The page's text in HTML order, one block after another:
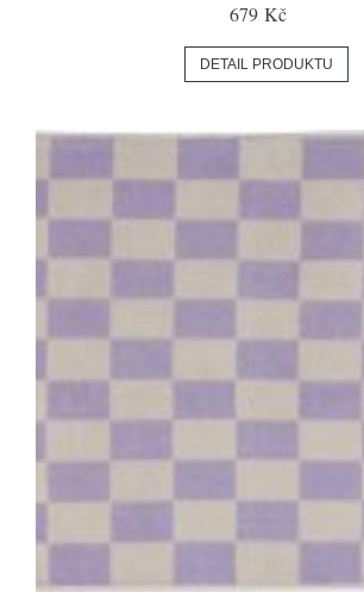
679 Kč
DETAIL PRODUKTU